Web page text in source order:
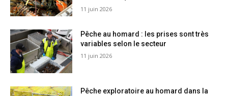
11 juin 2026
Pêche au homard : les prises sont très
variables selon le secteur
11 juin 2026
Pêche exploratoire au homard dans la